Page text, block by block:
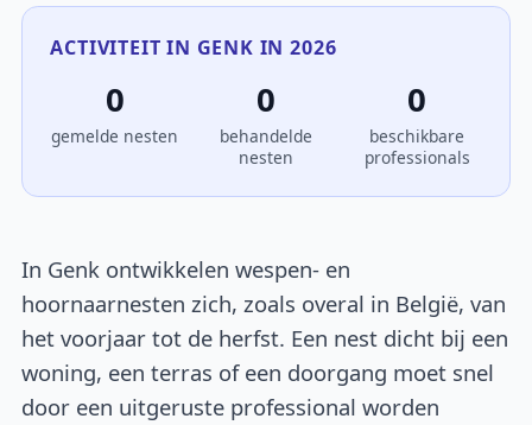
ACTIVITEIT IN GENK IN 2026
0
gemelde nesten
0
behandelde
nesten
0
beschikbare
professionals
In Genk ontwikkelen wespen- en
hoornaarnesten zich, zoals overal in België, van
het voorjaar tot de herfst. Een nest dicht bij een
woning, een terras of een doorgang moet snel
door een uitgeruste professional worden